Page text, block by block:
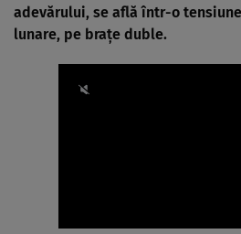
adevărului, se află într-o
lunare, pe brațe duble.